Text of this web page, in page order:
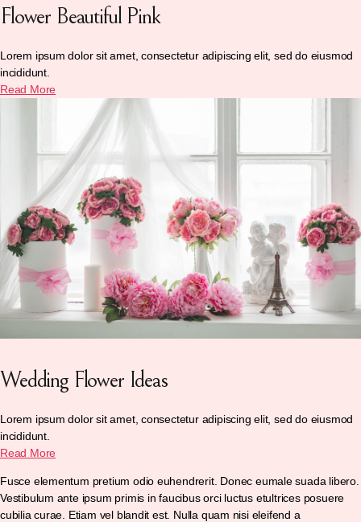
Flower Beautiful Pink
Lorem ipsum dolor sit amet, consectetur adipiscing elit, sed do eiusmod
incididunt.
Read More
Wedding Flower Ideas
Lorem ipsum dolor sit amet, consectetur adipiscing elit, sed do eiusmod
incididunt.
Read More
Fusce elementum pretium odio euhendrerit. Donec eumale suada libero.
Vestibulum ante ipsum primis in faucibus orci luctus etultrices posuere
cubilia curae. Etiam vel blandit est. Nulla quam nisi eleifend a